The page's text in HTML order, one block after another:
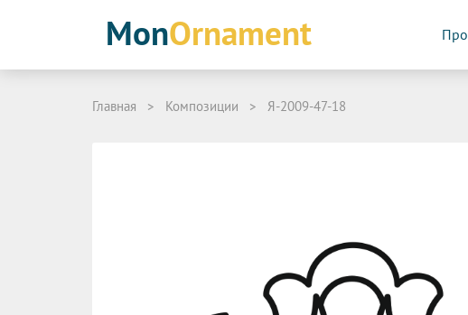
MonOrnament
Главная > Композиции > Я-2009-47-18